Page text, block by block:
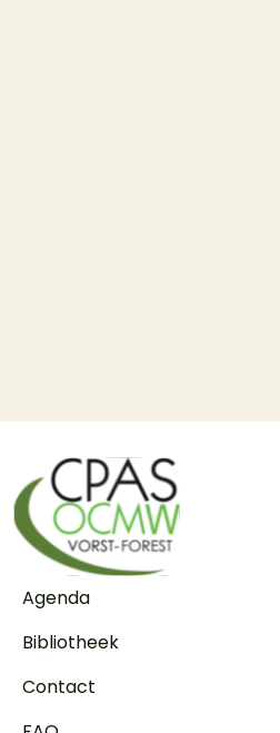
Voet
Agenda
Bibliotheek
Contact